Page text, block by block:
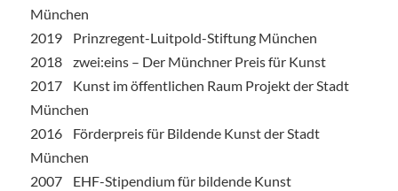
München
2019 Prinzregent-Luitpold-Stiftung München
2018 zwei:eins – Der Münchner Preis für Kunst
2017 Kunst im öffentlichen Raum Projekt der Stadt
München
2016 Förderpreis für Bildende Kunst der Stadt
München
2007 EHF-Stipendium für bildende Kunst